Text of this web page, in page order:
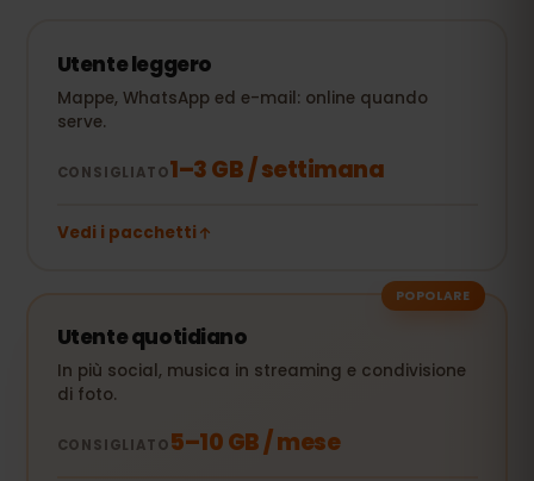
Utente leggero
Mappe, WhatsApp ed e-mail: online quando
serve.
CONSIGLIATO1–3 GB / settimana
Vedi i pacchetti
POPOLARE
Utente quotidiano
In più social, musica in streaming e condivisione
di foto.
CONSIGLIATO5–10 GB / mese